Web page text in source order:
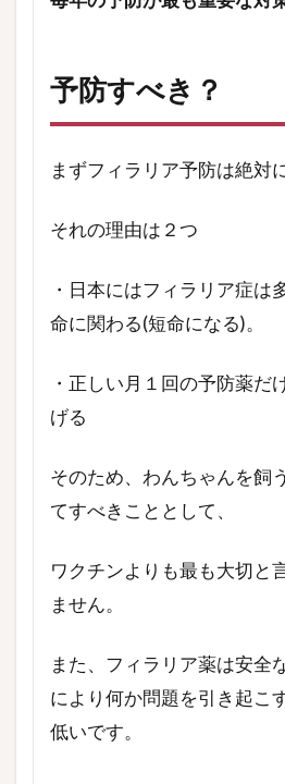
予防すべき？
まずフィラリア予防は絶対
それの理由は２つ
・日本にはフィラリア症は
命に関わる(短命になる)。
・正しい月１回の予防薬だ
げる
そのため、わんちゃんを飼
てすべきこととして、
ワクチンよりも最も大切と
ません。
また、フィラリア薬は安全
により何か問題を引き起こ
低いです。